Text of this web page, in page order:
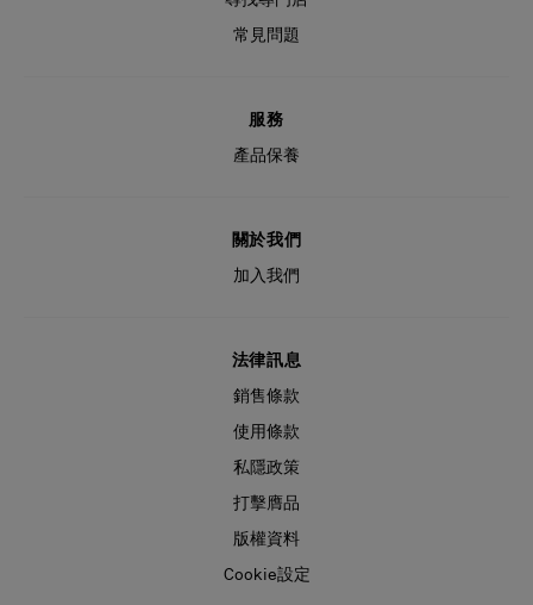
常見問題
服務
產品保養
關於我們
加入我們
法律訊息
銷售條款
使用條款
私隱政策
打擊膺品
版權資料
Cookie設定